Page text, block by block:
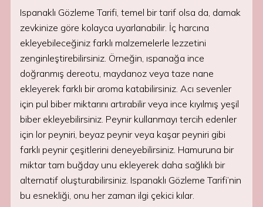
Ispanaklı Gözleme Tarifi, temel bir tarif olsa da, damak
zevkinize göre kolayca uyarlanabilir. İç harcına
ekleyebileceğiniz farklı malzemelerle lezzetini
zenginleştirebilirsiniz. Örneğin, ıspanağa ince
doğranmış dereotu, maydanoz veya taze nane
ekleyerek farklı bir aroma katabilirsiniz. Acı sevenler
için pul biber miktarını artırabilir veya ince kıyılmış yeşil
biber ekleyebilirsiniz. Peynir kullanmayı tercih edenler
için lor peyniri, beyaz peynir veya kaşar peyniri gibi
farklı peynir çeşitlerini deneyebilirsiniz. Hamuruna bir
miktar tam buğday unu ekleyerek daha sağlıklı bir
alternatif oluşturabilirsiniz. Ispanaklı Gözleme Tarifi’nin
bu esnekliği, onu her zaman ilgi çekici kılar.